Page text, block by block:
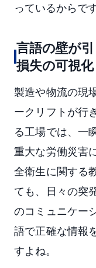
っているからです
言語の壁が
損失の可視化
製造や物流の現
ークリフトが行
る工場では、一
重大な労働災害
全衛生に関する
ても、日々の突
のコミュニケー
語で正確な情報
すよね。